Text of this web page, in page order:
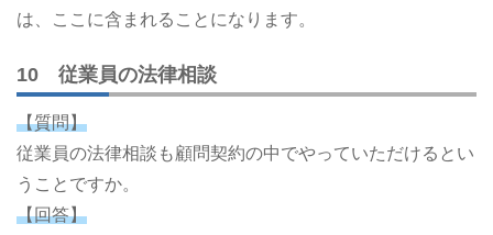
は、ここに含まれることになります。
10 従業員の法律相談
【質問】
従業員の法律相談も顧問契約の中でやっていただけるとい
うことですか。
【回答】